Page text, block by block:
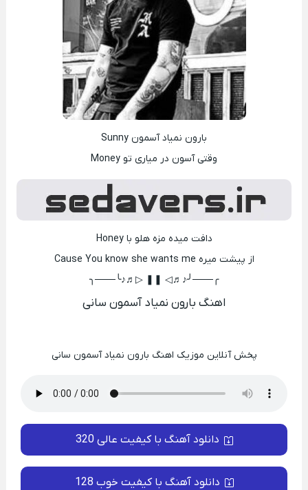
بارون نمیاد آسمون Sunny
وقتی آسون در میاری تو Money
دافت میده مزه هلو با Honey
از پیشت میره Cause You know she wants me
╭───╯♪♬◁ ❚❚ ▷♬♪╰───╮
اهنگ بارون نمیاد آسمون سانی
پخش آنلاین موزیک اهنگ بارون نمیاد آسمون سانی
دانلود آهنگ با کیفیت عالی 320
دانلود آهنگ با کیفیت خوب 128